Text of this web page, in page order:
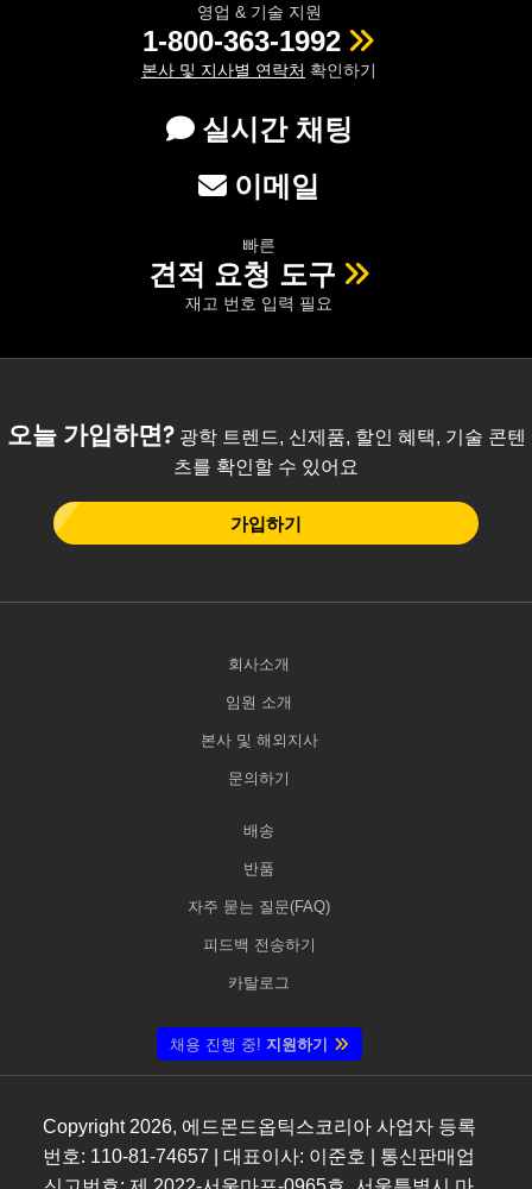
영업 & 기술 지원
1-800-363-1992
본사 및 지사별 연락처 확인하기
실시간 채팅
이메일
빠른
견적 요청 도구
재고 번호 입력 필요
오늘 가입하면?광학 트렌드, 신제품, 할인 혜택, 기술 콘텐
츠를 확인할 수 있어요
가입하기
회사소개
임원 소개
본사 및 해외지사
문의하기
배송
반품
자주 묻는 질문(FAQ)
피드백 전송하기
카탈로그
채용 진행 중! 지원하기
Copyright 2026, 에드몬드옵틱스코리아 사업자 등록
번호: 110-81-74657 | 대표이사: 이준호 | 통신판매업